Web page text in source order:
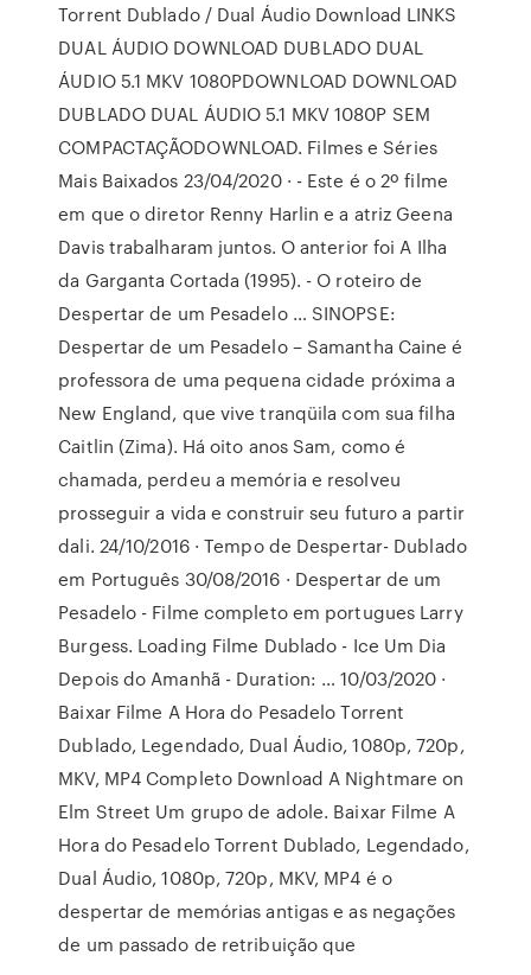
Torrent Dublado / Dual Áudio Download LINKS
DUAL ÁUDIO DOWNLOAD DUBLADO DUAL
ÁUDIO 5.1 MKV 1080PDOWNLOAD DOWNLOAD
DUBLADO DUAL ÁUDIO 5.1 MKV 1080P SEM
COMPACTAÇÃODOWNLOAD. Filmes e Séries
Mais Baixados 23/04/2020 · - Este é o 2º filme
em que o diretor Renny Harlin e a atriz Geena
Davis trabalharam juntos. O anterior foi A Ilha
da Garganta Cortada (1995). - O roteiro de
Despertar de um Pesadelo … SINOPSE:
Despertar de um Pesadelo – Samantha Caine é
professora de uma pequena cidade próxima a
New England, que vive tranqüila com sua filha
Caitlin (Zima). Há oito anos Sam, como é
chamada, perdeu a memória e resolveu
prosseguir a vida e construir seu futuro a partir
dali. 24/10/2016 · Tempo de Despertar- Dublado
em Português 30/08/2016 · Despertar de um
Pesadelo - Filme completo em portugues Larry
Burgess. Loading Filme Dublado - Ice Um Dia
Depois do Amanhã - Duration: … 10/03/2020 ·
Baixar Filme A Hora do Pesadelo Torrent
Dublado, Legendado, Dual Áudio, 1080p, 720p,
MKV, MP4 Completo Download A Nightmare on
Elm Street Um grupo de adole. Baixar Filme A
Hora do Pesadelo Torrent Dublado, Legendado,
Dual Áudio, 1080p, 720p, MKV, MP4 é o
despertar de memórias antigas e as negações
de um passado de retribuição que